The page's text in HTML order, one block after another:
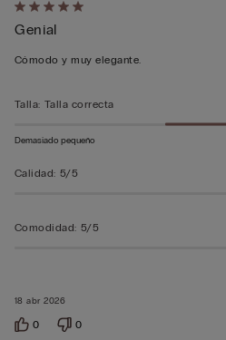
Calificación
de
5
5
18 abr 2026
Genial
Cómodo y muy elegante.
Talla: Talla correcta
Demasiado pequeño
Calidad: 5/5
Comodidad: 5/5
0 0